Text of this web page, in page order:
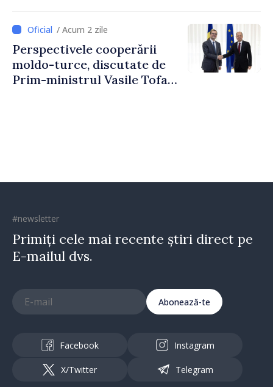
comunitate și toți
moldovenii să prospere”
/ Acum 2 zile
Perspectivele cooperării
moldo-turce, discutate de
Prim-ministrul Vasile Tofan
#newsletter
Primiți cele mai recente știri direct pe
E-mailul dvs.
Abonează-te
Facebook Instagram
X/Twitter Telegram